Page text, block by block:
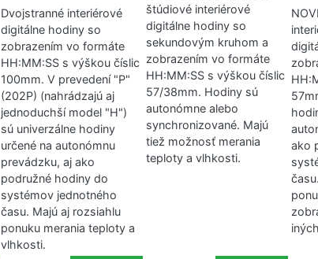
Dvojstranné interiérové
digitálne hodiny so
zobrazením vo formáte
HH:MM:SS s výškou číslic
100mm. V prevedení "P"
(202P) (nahrádzajú aj
jednoduchší model "H")
sú univerzálne hodiny
určené na autonómnu
prevádzku, aj ako
podružné hodiny do
systémov jednotného
času. Majú aj rozsiahlu
ponuku merania teploty a
vlhkosti.
štúdiové interiérové
digitálne hodiny so
sekundovým kruhom a
zobrazením vo formáte
HH:MM:SS s výškou číslic
57/38mm. Hodiny sú
autonómne alebo
synchronizované. Majú
tiež možnosť merania
teploty a vlhkosti.
ako